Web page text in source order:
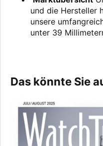
und die Hersteller
unsere
unter 39
Das könnte Sie